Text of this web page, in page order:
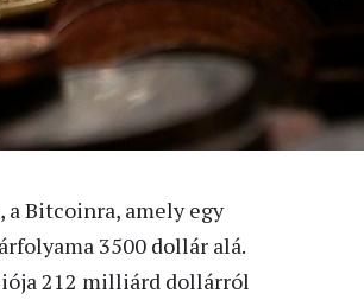
a Bitcoinra, amely egy
3500 dollár alá.
212 milliárd dollárról